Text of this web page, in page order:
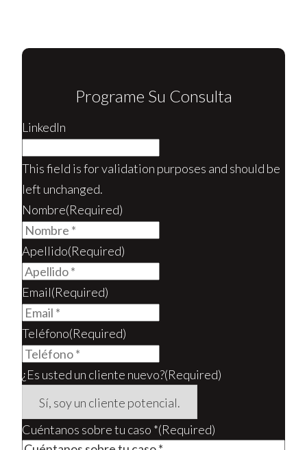
Programe Su Consulta
LinkedIn
This field is for validation purposes and should be
left unchanged.
Nombre(Required)
Apellido(Required)
Email(Required)
Teléfono(Required)
¿Es usted un cliente nuevo?(Required)
Cuéntanos sobre tu caso *(Required)